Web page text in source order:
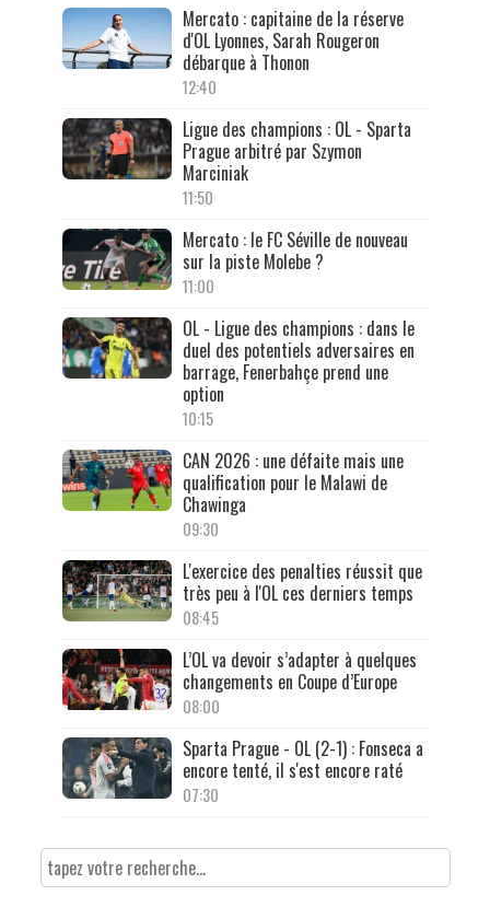
Mercato : capitaine de la réserve
d'OL Lyonnes, Sarah Rougeron
débarque à Thonon
12:40
Ligue des champions : OL - Sparta
Prague arbitré par Szymon
Marciniak
11:50
Mercato : le FC Séville de nouveau
sur la piste Molebe ?
11:00
OL - Ligue des champions : dans le
duel des potentiels adversaires en
barrage, Fenerbahçe prend une
option
10:15
CAN 2026 : une défaite mais une
qualification pour le Malawi de
Chawinga
09:30
L'exercice des penalties réussit que
très peu à l'OL ces derniers temps
08:45
L’OL va devoir s’adapter à quelques
changements en Coupe d’Europe
08:00
Sparta Prague - OL (2-1) : Fonseca a
encore tenté, il s'est encore raté
07:30